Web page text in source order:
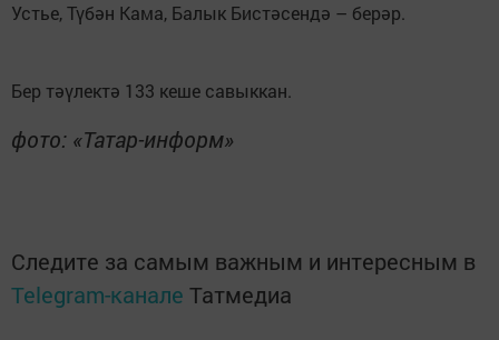
Устье, Түбән Кама, Балык Бистәсендә – берәр.
Бер тәүлектә 133 кеше савыккан.
фото: «Татар-информ»
Следите за самым важным и интересным в
Telegram-канале Татмедиа